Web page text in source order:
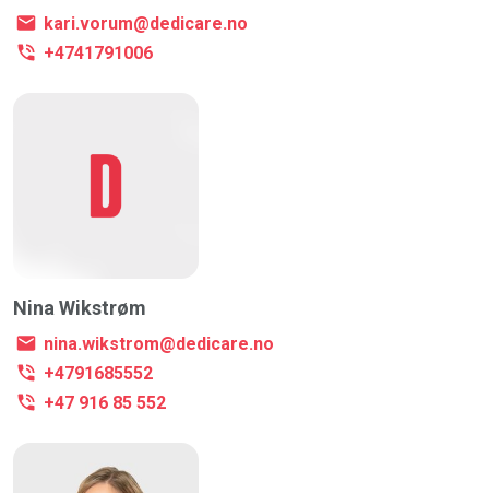
kari.vorum@dedicare.no
+4741791006
Nina Wikstrøm
nina.wikstrom@dedicare.no
+4791685552
+47 916 85 552